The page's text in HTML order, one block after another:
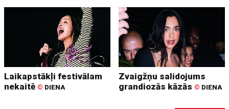
Laikapstākļi festivālam
nekaitē © DIENA
Zvaigžņu salidojums
grandiozās kāzās © DIENA